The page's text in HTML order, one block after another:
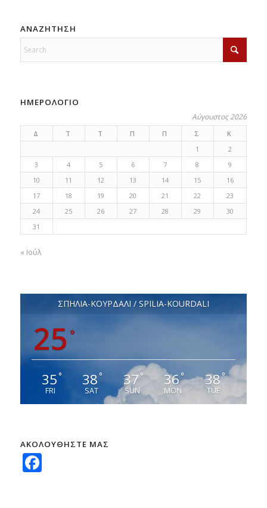
ΑΝΑΖΗΤΗΣΗ
ΗΜΕΡΟΛΟΓΙΟ
Αύγουστος 2026
Δ Τ Τ Π Π Σ
Κ
1
2
3
4 5 6 7 8
9
10
11 12 13 14 15
16
17
18 19 20 21 22
23
24
25 26 27 28 29
30
31
« Ιούλ
ΣΠΗΛΙΑ-ΚΟΥΡΔΑΛΙ / SPILIA-KOURDALI
25 °
35°
FRI
38°
SAT
37°
SUN
36°
MON
38°
TUE
ΑΚΟΛΟΥΘΗΣΤΕ ΜΑΣ
Facebook